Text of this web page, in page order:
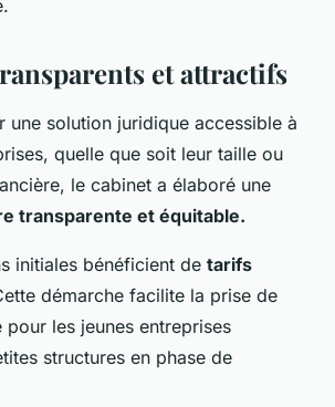
et attractifs
une solution juridique accessible à
quelle que soit leur taille ou
le cabinet a élaboré une
transparente et équitable.
initiales bénéficient de tarifs
démarche facilite la prise de
les jeunes entreprises
structures en phase de